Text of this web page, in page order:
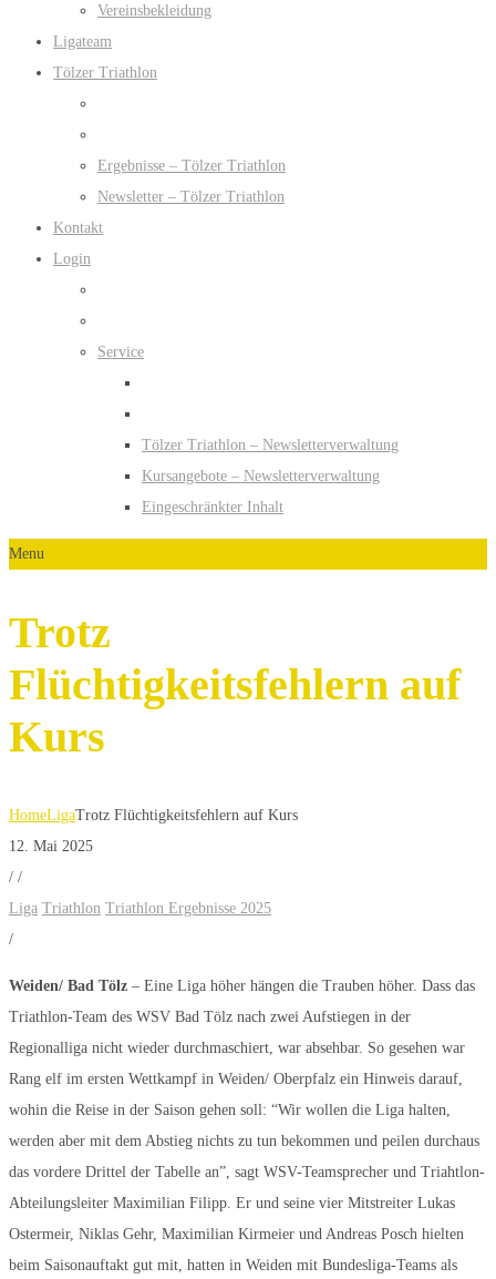
Vereinsbekleidung
Ligateam
Tölzer Triathlon
Ergebnisse – Tölzer Triathlon
Newsletter – Tölzer Triathlon
Kontakt
Login
Service
Tölzer Triathlon – Newsletterverwaltung
Kursangebote – Newsletterverwaltung
Eingeschränkter Inhalt
Menu
Trotz
Flüchtigkeitsfehlern auf
Kurs
HomeLigaTrotz Flüchtigkeitsfehlern auf Kurs
12. Mai 2025
/ /
Liga Triathlon Triathlon Ergebnisse 2025
/
Weiden/ Bad Tölz – Eine Liga höher hängen die Trauben höher. Dass das
Triathlon-Team des WSV Bad Tölz nach zwei Aufstiegen in der
Regionalliga nicht wieder durchmaschiert, war absehbar. So gesehen war
Rang elf im ersten Wettkampf in Weiden/ Oberpfalz ein Hinweis darauf,
wohin die Reise in der Saison gehen soll: “Wir wollen die Liga halten,
werden aber mit dem Abstieg nichts zu tun bekommen und peilen durchaus
das vordere Drittel der Tabelle an”, sagt WSV-Teamsprecher und Triahtlon-
Abteilungsleiter Maximilian Filipp. Er und seine vier Mitstreiter Lukas
Ostermeir, Niklas Gehr, Maximilian Kirmeier und Andreas Posch hielten
beim Saisonauftakt gut mit, hatten in Weiden mit Bundesliga-Teams als